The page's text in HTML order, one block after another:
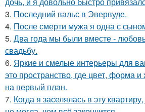
3. Последний вальс в Эвервуде.
4. После смерти мужа я одна с
5. Два года мы были вместе -
свадьбу.
6. Яркие и смелые интерьеры для
это пространство, где цвет, форма
на первый план.
7. Когда я заселялась в эту